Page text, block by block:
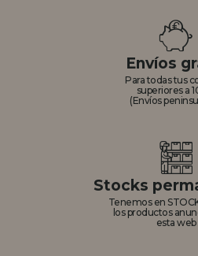
Envíos
Para todas tus
superiores a
(Envíos
Stocks
Tenemos en
los productos
esta web